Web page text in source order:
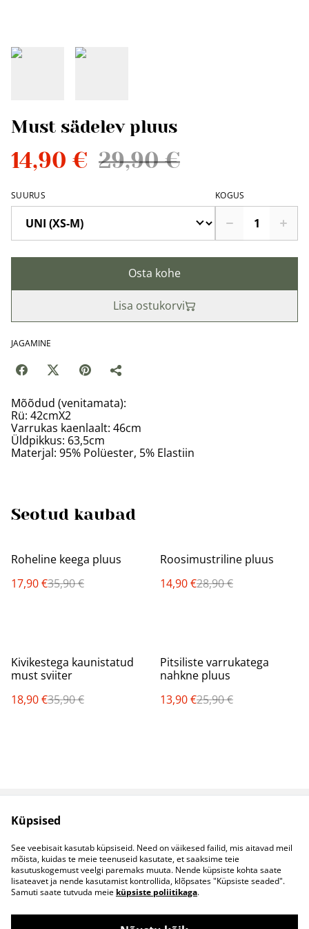
Must sädelev pluus
14,90 € 29,90 €
SUURUS KOGUS
Osta kohe
Lisa ostukorvi
JAGAMINE
Mõõdud (venitamata):
Rü: 42cmX2
Varrukas kaenlaalt: 46cm
Üldpikkus: 63,5cm
Materjal: 95% Polüester, 5% Elastiin
Seotud kaubad
%
Roheline keega pluus
17,90 €35,90 €
%
Roosimustriline pluus
14,90 €28,90 €
%
Kivikestega kaunistatud
must sviiter
18,90 €35,90 €
%
Pitsiliste varrukatega
nahkne pluus
13,90 €25,90 €
Müügitingimused
Küpsised
Kontaktid
B2B koostöö
Küpsised
See veebisait kasutab küpsiseid. Need on väikesed failid, mis aitavad meil
mõista, kuidas te meie teenuseid kasutate, et saaksime teie
kasutuskogemust veelgi paremaks muuta. Nende küpsiste kohta saate
lisateavet ja nende kasutamist kontrollida, klõpsates "Küpsiste seaded".
Samuti saate tutvuda meie küpsiste poliitikaga.